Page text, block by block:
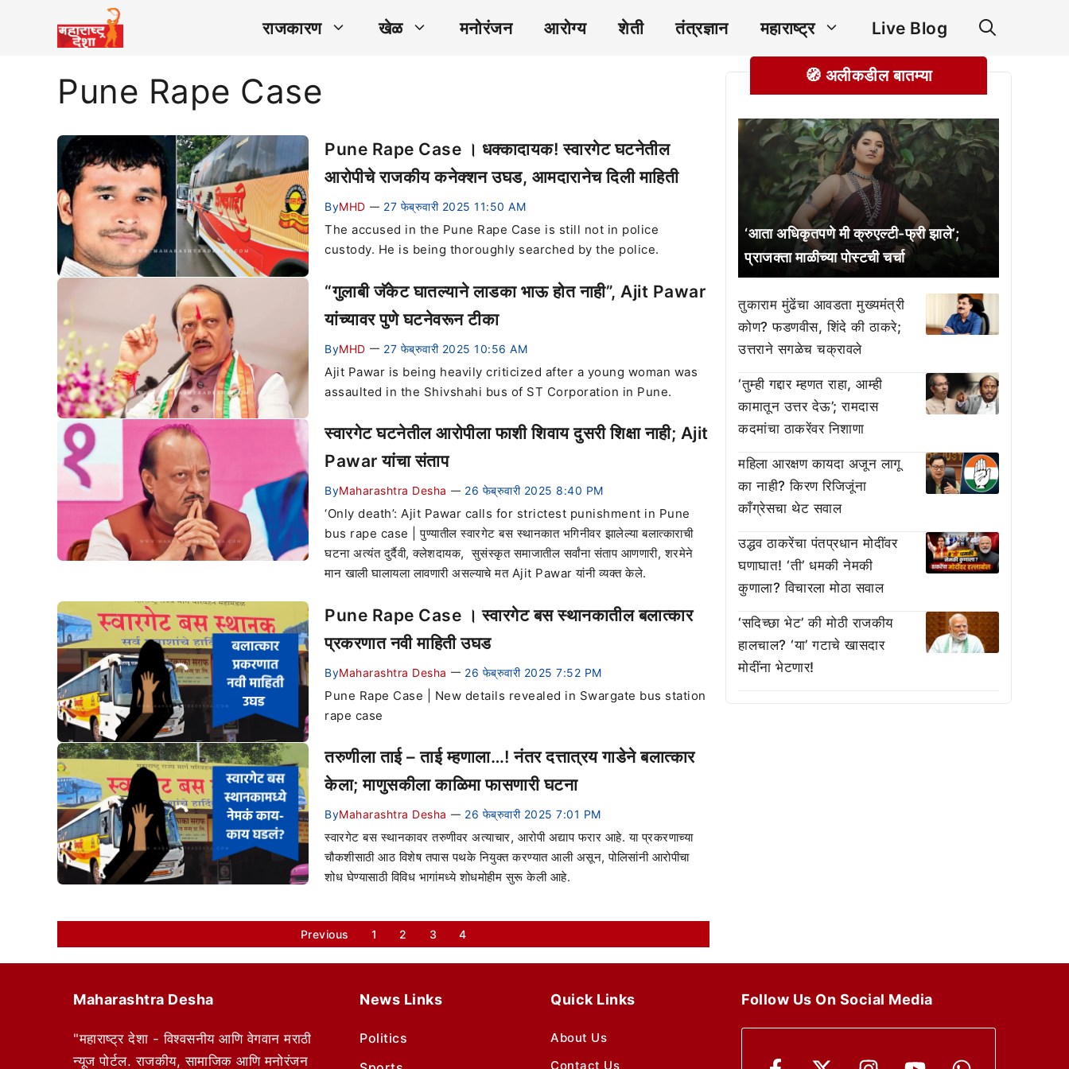
राजकारण खेळ मनोरंजन आरोग्य शेती तंत्रज्ञान महाराष्ट्र Live Blog
Pune Rape Case
Pune Rape Case । धक्कादायक! स्वारगेट घटनेतील
आरोपीचे राजकीय कनेक्शन उघड, आमदारानेच दिली माहिती
ByMHD — 27 फेब्रुवारी 2025 11:50 AM
The accused in the Pune Rape Case is still not in police
custody. He is being thoroughly searched by the police.
“गुलाबी जॅकेट घातल्याने लाडका भाऊ होत नाही”, Ajit Pawar
यांच्यावर पुणे घटनेवरून टीका
ByMHD — 27 फेब्रुवारी 2025 10:56 AM
Ajit Pawar is being heavily criticized after a young woman was
assaulted in the Shivshahi bus of ST Corporation in Pune.
स्वारगेट घटनेतील आरोपीला फाशी शिवाय दुसरी शिक्षा नाही; Ajit
Pawar यांचा संताप
ByMaharashtra Desha — 26 फेब्रुवारी 2025 8:40 PM
‘Only death’: Ajit Pawar calls for strictest punishment in Pune
bus rape case | पुण्यातील स्वारगेट बस स्थानकात भगिनीवर झालेल्या बलात्काराची
घटना अत्यंत दुर्दैवी, क्लेशदायक, सुसंस्कृत समाजातील सर्वांना संताप आणणारी, शरमेने
मान खाली घालायला लावणारी असल्याचे मत Ajit Pawar यांनी व्यक्त केले.
Pune Rape Case । स्वारगेट बस स्थानकातील बलात्कार
प्रकरणात नवी माहिती उघड
ByMaharashtra Desha — 26 फेब्रुवारी 2025 7:52 PM
Pune Rape Case | New details revealed in Swargate bus station
rape case
तरुणीला ताई – ताई म्हणाला…! नंतर दत्तात्रय गाडेने बलात्कार
केला; माणुसकीला काळिमा फासणारी घटना
ByMaharashtra Desha — 26 फेब्रुवारी 2025 7:01 PM
स्वारगेट बस स्थानकावर तरुणीवर अत्याचार, आरोपी अद्याप फरार आहे. या प्रकरणाच्या
चौकशीसाठी आठ विशेष तपास पथके नियुक्त करण्यात आली असून, पोलिसांनी आरोपीचा
शोध घेण्यासाठी विविध भागांमध्ये शोधमोहीम सुरू केली आहे.
Previous 1 2 3 4
🧭 अलीकडील बातम्या
‘आता अधिकृतपणे मी क्रुएल्टी-फ्री झाले’;
प्राजक्ता माळीच्या पोस्टची चर्चा
तुकाराम मुंढेंचा आवडता मुख्यमंत्री
कोण? फडणवीस, शिंदे की ठाकरे;
उत्तराने सगळेच चक्रावले
‘तुम्ही गद्दार म्हणत राहा, आम्ही
कामातून उत्तर देऊ’; रामदास
कदमांचा ठाकरेंवर निशाणा
महिला आरक्षण कायदा अजून लागू
का नाही? किरण रिजिजूंना
काँग्रेसचा थेट सवाल
उद्धव ठाकरेंचा पंतप्रधान मोदींवर
घणाघात! ‘ती’ धमकी नेमकी
कुणाला? विचारला मोठा सवाल
‘सदिच्छा भेट’ की मोठी राजकीय
हालचाल? ‘या’ गटाचे खासदार
मोदींना भेटणार!
Maharashtra Desha
"महाराष्ट्र देशा - विश्वसनीय आणि वेगवान मराठी
न्यूज पोर्टल. राजकीय, सामाजिक आणि मनोरंजन
News Links
Politics
Quick Links
About Us
Contact Us
Follow Us On Social Media